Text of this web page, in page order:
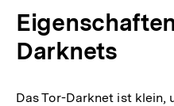
Darknets
Das Tor-Darknet ist klein,